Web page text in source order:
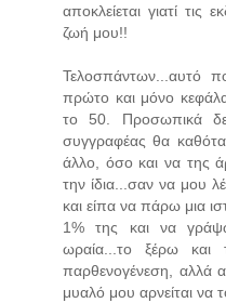
αποκλείεται γιατί τις
ζωή μου!!
Τελοσπάντων...αυτό
πρώτο και μόνο
το 50. Προσωπικά
συγγραφέας θα
άλλο, όσο και να της
την ίδια...σαν να μου
και είπα να πάρω μια
1% της και να
ωραία...το ξέρω και
παρθενογένεση, αλλά
μυαλό μου αρνείται να